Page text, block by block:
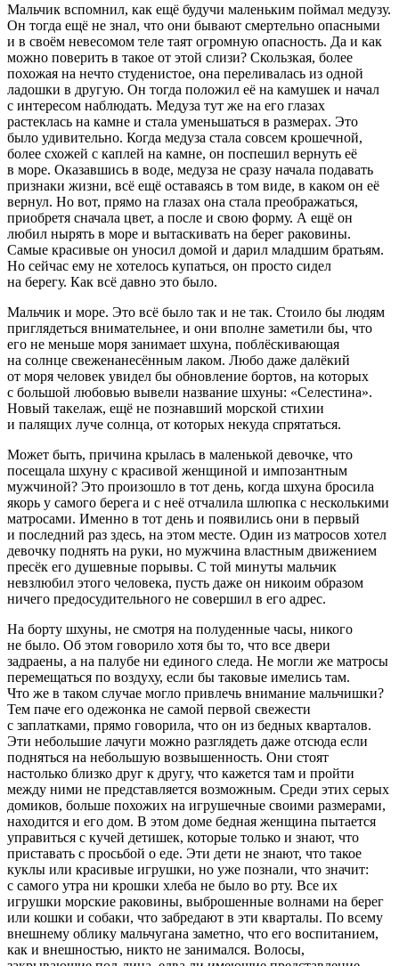
Мальчик вспомнил, как ещё будучи маленьким поймал медузу.
Он тогда ещё не знал, что они бывают смертельно опасными
и в своём невесомом теле таят огромную опасность. Да и как
можно поверить в такое от этой слизи? Скользкая, более
похожая на нечто студенистое, она переливалась из одной
ладошки в другую. Он тогда положил её на камушек и начал
с интересом наблюдать. Медуза тут же на его глазах
растеклась на камне и стала уменьшаться в размерах. Это
было удивительно. Когда медуза стала совсем крошечной,
более схожей с каплей на камне, он поспешил вернуть её
в море. Оказавшись в воде, медуза не сразу начала подавать
признаки жизни, всё ещё оставаясь в том виде, в каком он её
вернул. Но вот, прямо на глазах она стала преображаться,
приобретя сначала цвет, а после и свою форму. А ещё он
любил нырять в море и вытаскивать на берег раковины.
Самые красивые он уносил домой и дарил младшим братьям.
Но сейчас ему не хотелось купаться, он просто сидел
на берегу. Как всё давно это было.
Мальчик и море. Это всё было так и не так. Стоило бы людям
приглядеться внимательнее, и они вполне заметили бы, что
его не меньше моря занимает шхуна, поблёскивающая
на солнце свеженанесённым лаком. Любо даже далёкий
от моря человек увидел бы обновление бортов, на которых
с большой любовью вывели название шхуны: «Селестина».
Новый такелаж, ещё не познавший морской стихии
и палящих луче солнца, от которых некуда спрятаться.
Может быть, причина крылась в маленькой девочке, что
посещала шхуну с красивой женщиной и импозантным
мужчиной? Это произошло в тот день, когда шхуна бросила
якорь у самого берега и с неё отчалила шлюпка с несколькими
матросами. Именно в тот день и появились они в первый
и последний раз здесь, на этом месте. Один из матросов хотел
девочку поднять на руки, но мужчина властным движением
пресёк его душевные порывы. С той минуты мальчик
невзлюбил этого человека, пусть даже он никоим образом
ничего предосудительного не совершил в его адрес.
На борту шхуны, не смотря на полуденные часы, никого
не было. Об этом говорило хотя бы то, что все двери
задраены, а на палубе ни единого следа. Не могли же матросы
перемещаться по воздуху, если бы таковые имелись там.
Что же в таком случае могло привлечь внимание мальчишки?
Тем паче его одежонка не самой первой свежести
с заплатками, прямо говорила, что он из бедных кварталов.
Эти небольшие лачуги можно разглядеть даже отсюда если
подняться на небольшую возвышенность. Они стоят
настолько близко друг к другу, что кажется там и пройти
между ними не представляется возможным. Среди этих серых
домиков, больше похожих на игрушечные своими размерами,
находится и его дом. В этом доме бедная женщина пытается
управиться с кучей детишек, которые только и знают, что
приставать с просьбой о еде. Эти дети не знают, что такое
куклы или красивые игрушки, но уже познали, что значит:
с самого утра ни крошки хлеба не было во рту. Все их
игрушки морские раковины, выброшенные волнами на берег
или кошки и собаки, что забредают в эти кварталы. По всему
внешнему облику мальчугана заметно, что его воспитанием,
как и внешностью, никто не занимался. Волосы,